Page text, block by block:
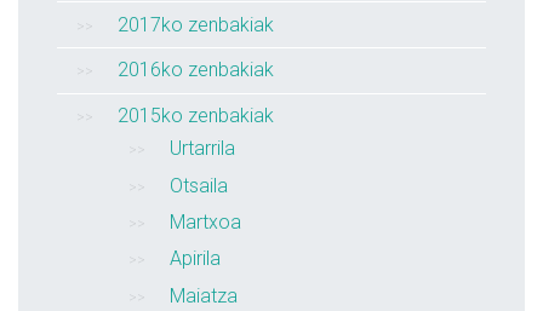
2017ko zenbakiak
2016ko zenbakiak
2015ko zenbakiak
Urtarrila
Otsaila
Martxoa
Apirila
Maiatza